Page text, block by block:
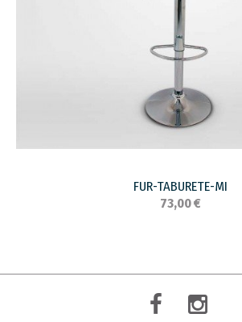
FUR-TABURETE-MI
73,00 €